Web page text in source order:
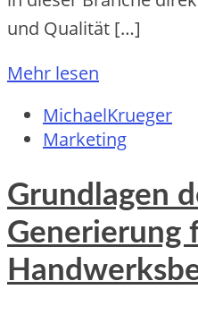
u‬nd Qualität […]
Mehr lesen
MichaelKrueger
Marketing
Grundlagen
Generierung